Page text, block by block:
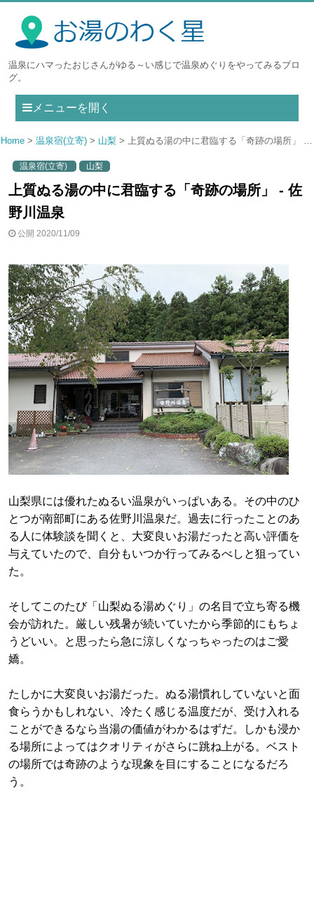
温泉にハマったおじさんがゆる～い感じで温泉めぐりをやってみるブロ
グ。
メニューを開く
Home 温泉宿(立寄) 山梨 上質ぬる湯の中に君臨する「奇跡の場所」 - 佐野川温泉
温泉宿(立寄) 山梨
上質ぬる湯の中に君臨する「奇跡の場所」 - 佐
野川温泉
公開 2020/11/09
山梨県には優れたぬるい温泉がいっぱいある。その中のひ
とつが南部町にある佐野川温泉だ。過去に行ったことのあ
る人に体験談を聞くと、大変良いお湯だったと高い評価を
与えていたので、自分もいつか行ってみるべしと狙ってい
た。
そしてこのたび「山梨ぬる湯めぐり」の名目で立ち寄る機
会が訪れた。厳しい残暑が続いていたから季節的にもちょ
うどいい。と思ったら急に涼しくなっちゃったのはご愛
嬌。
たしかに大変良いお湯だった。ぬる湯慣れしていないと面
食らうかもしれない、冷たく感じる温度だが、受け入れる
ことができるなら当湯の価値がわかるはずだ。しかも浸か
る場所によってはクオリティがさらに跳ね上がる。ベスト
の場所では奇跡のような現象を目にすることになるだろ
う。